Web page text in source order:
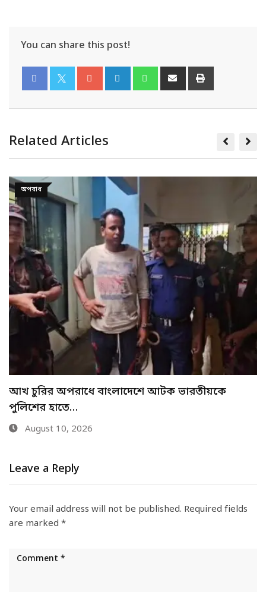
You can share this post!
Related Articles
সারাদেশ
গাংনীতে ল্যান্ডমাইন ঘিরে আতঙ্কের ৩৪ ঘণ্টা- দেখা
মেলেনি…
August 9, 2026
Leave a Reply
Your email address will not be published. Required fields
are marked *